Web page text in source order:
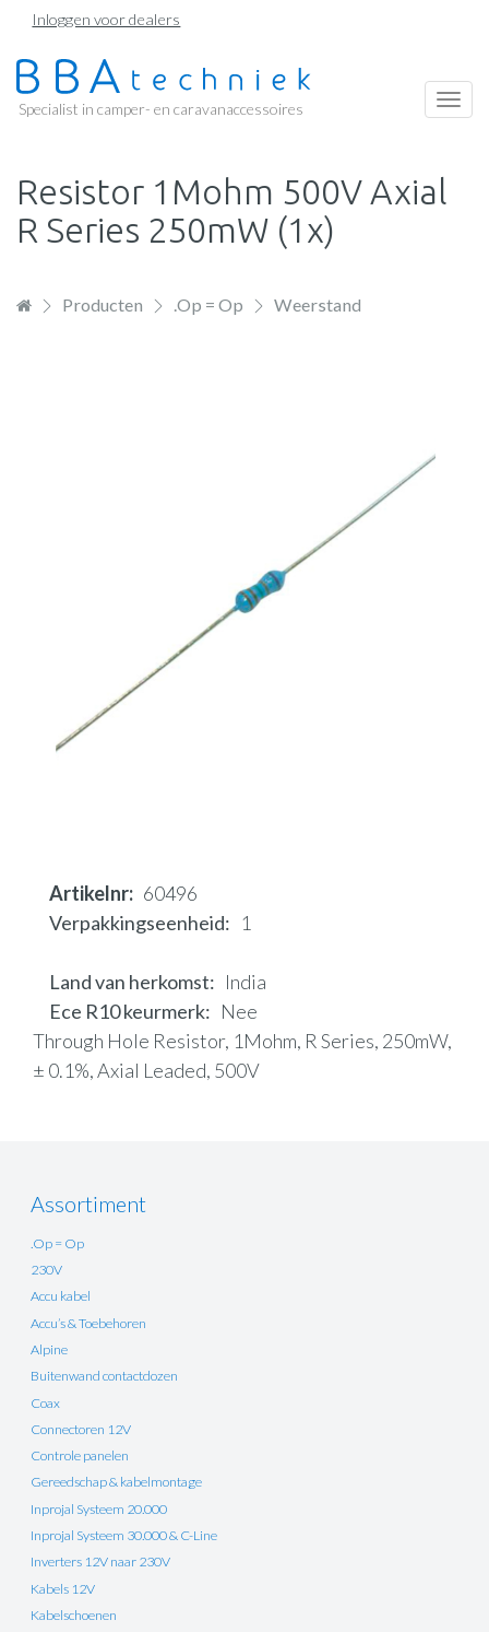
Overslaan
naar
de
Inloggen voor dealers
Specialist in camper- en caravanaccessoires
Resistor 1Mohm 500V Axial
R Series 250mW (1x)
Producten .Op = Op Weerstand
Artikelnr
60496
Verpakkingseenheid
1
Land van herkomst
India
Ece R10 keurmerk
Nee
Through Hole Resistor, 1Mohm, R Series, 250mW,
± 0.1%, Axial Leaded, 500V
Assortiment
.Op = Op
230V
Accu kabel
Accu’s & Toebehoren
Alpine
Buitenwand contactdozen
Coax
Connectoren 12V
Controle panelen
Gereedschap & kabelmontage
Inprojal Systeem 20.000
Inprojal Systeem 30.000 & C-Line
Inverters 12V naar 230V
Kabels 12V
Kabelschoenen